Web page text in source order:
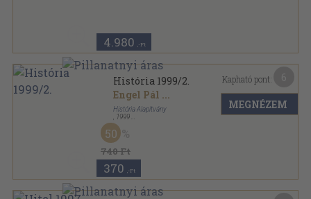
4.980 ,-Ft
História 1999/2.
Engel Pál ...
História Alapítvány
1999
Tűzött kötés
História sorozat
740 Ft
50
370 ,-Ft
Kapható pont:
MEGNÉZEM